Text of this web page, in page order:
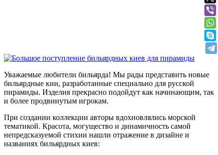
Уважаемые любители бильярда! Мы рады представить новые
бильярдные кии, разработанные специально для русской
пирамиды. Изделия прекрасно подойдут как начинающим, так
и более продвинутым игрокам.
При создании коллекции авторы вдохновлялись морской
тематикой. Красота, могущество и динамичность самой
непредсказуемой стихии нашли отражение в дизайне и
названиях бильярдных киев: